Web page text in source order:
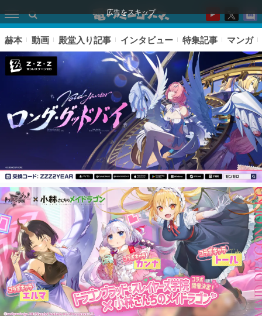
広告をスキップ
ピックアップ
電ファミのいま読まれている記事ランキング
アプリセール情報
インタビュー
連載・特集一覧
赫本 動画 殿堂入り記事 インタビュー 特集記事 マンガ